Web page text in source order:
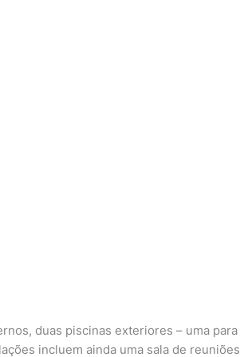
duas piscinas exteriores – uma para
incluem ainda uma sala de reuniões